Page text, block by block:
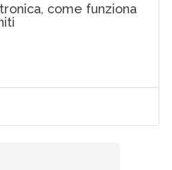
come funziona